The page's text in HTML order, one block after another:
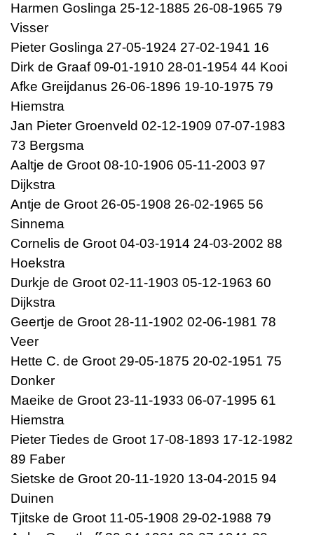
Harmen Goslinga 25-12-1885 26-08-1965 79
Visser
Pieter Goslinga 27-05-1924 27-02-1941 16
Dirk de Graaf 09-01-1910 28-01-1954 44 Kooi
Afke Greijdanus 26-06-1896 19-10-1975 79
Hiemstra
Jan Pieter Groenveld 02-12-1909 07-07-1983
73 Bergsma
Aaltje de Groot 08-10-1906 05-11-2003 97
Dijkstra
Antje de Groot 26-05-1908 26-02-1965 56
Sinnema
Cornelis de Groot 04-03-1914 24-03-2002 88
Hoekstra
Durkje de Groot 02-11-1903 05-12-1963 60
Dijkstra
Geertje de Groot 28-11-1902 02-06-1981 78
Veer
Hette C. de Groot 29-05-1875 20-02-1951 75
Donker
Maeike de Groot 23-11-1933 06-07-1995 61
Hiemstra
Pieter Tiedes de Groot 17-08-1893 17-12-1982
89 Faber
Sietske de Groot 20-11-1920 13-04-2015 94
Duinen
Tjitske de Groot 11-05-1908 29-02-1988 79